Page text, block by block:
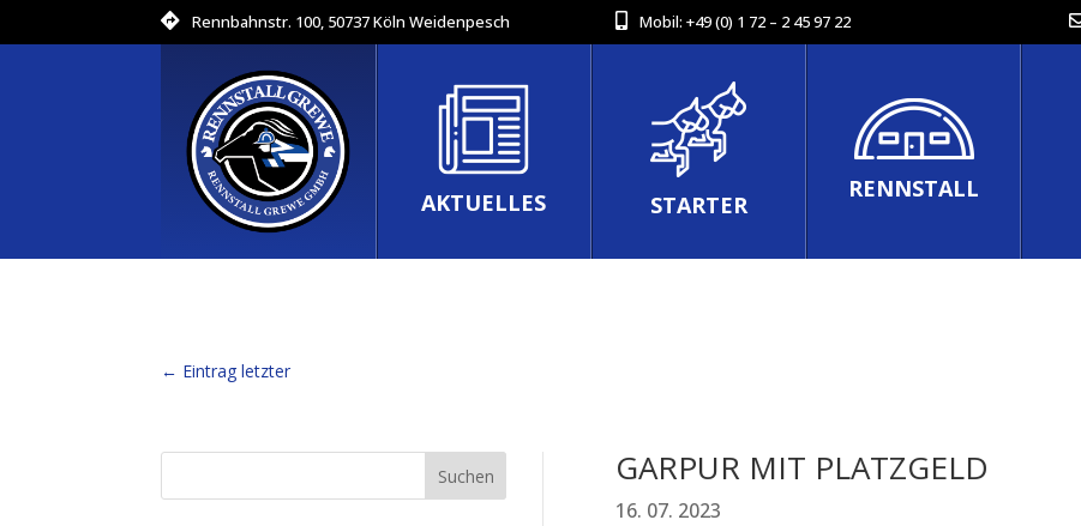
Rennbahnstr. 100, 50737 Köln Weidenpesch Mobil: +49 (0) 1 72 – 2 45 97 22
AKTUELLES STARTER
RENNSTALL
← Eintrag letzter
GARPUR MIT PLATZGELD
16. 07. 2023